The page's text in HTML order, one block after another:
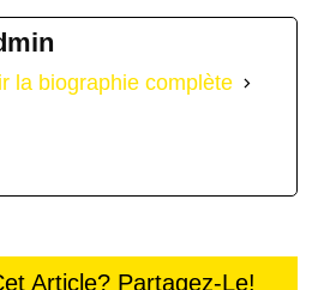
la biographie complète
Article? Partagez-Le!